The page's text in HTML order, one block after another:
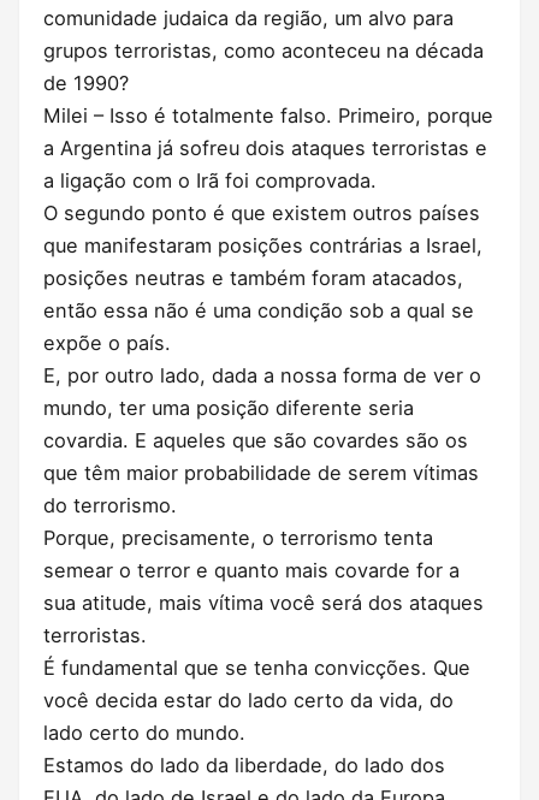
comunidade judaica da região, um alvo para
grupos terroristas, como aconteceu na década
de 1990?
Milei – Isso é totalmente falso. Primeiro, porque
a Argentina já sofreu dois ataques terroristas e
a ligação com o Irã foi comprovada.
O segundo ponto é que existem outros países
que manifestaram posições contrárias a Israel,
posições neutras e também foram atacados,
então essa não é uma condição sob a qual se
expõe o país.
E, por outro lado, dada a nossa forma de ver o
mundo, ter uma posição diferente seria
covardia. E aqueles que são covardes são os
que têm maior probabilidade de serem vítimas
do terrorismo.
Porque, precisamente, o terrorismo tenta
semear o terror e quanto mais covarde for a
sua atitude, mais vítima você será dos ataques
terroristas.
É fundamental que se tenha convicções. Que
você decida estar do lado certo da vida, do
lado certo do mundo.
Estamos do lado da liberdade, do lado dos